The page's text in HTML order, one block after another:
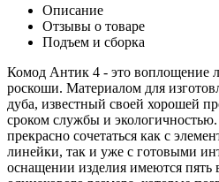
Описание
Отзывы о товаре
Подъем и сборка
Комод Антик 4 - это воплощение
роскоши. Материалом для
дуба, известный своей хорошей
сроком службы и
прекрасно сочетаться как с
линейки, так и уже с готовыми
оснащении изделия имеются